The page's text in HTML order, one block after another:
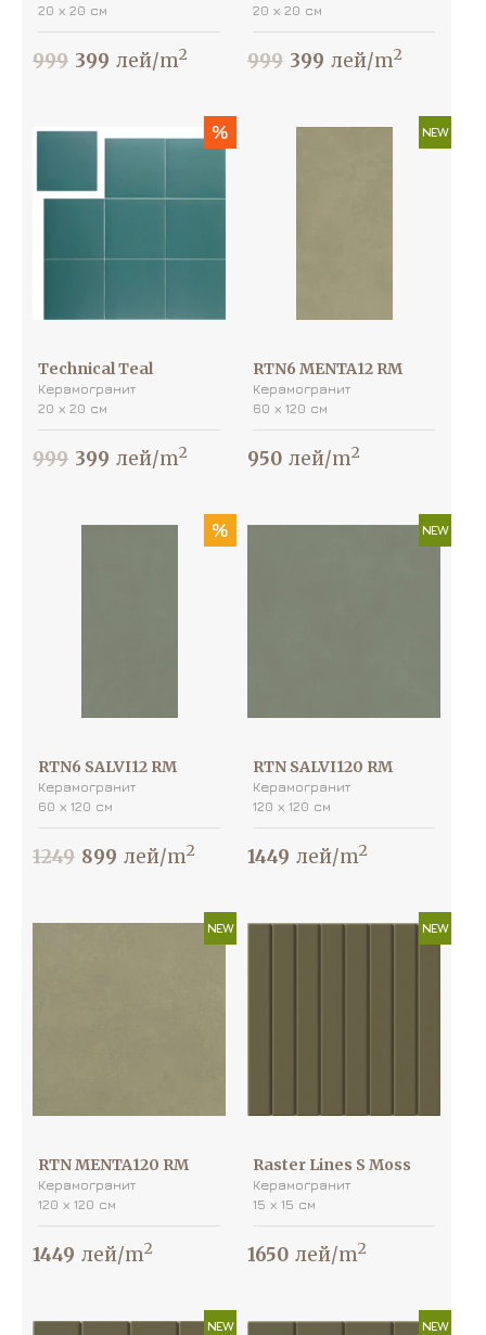
20 х 20 см
999 399 лей/m2
20 х 20 см
999 399 лей/m2
%
Technical Teal
Керамогранит
20 х 20 см
999 399 лей/m2
NEW
RTN6 MENTA12 RM
Керамогранит
60 х 120 см
950 лей/m2
%
RTN6 SALVI12 RM
Керамогранит
60 х 120 см
1249 899 лей/m2
NEW
RTN SALVI120 RM
Керамогранит
120 х 120 см
1449 лей/m2
NEW
RTN MENTA120 RM
Керамогранит
120 х 120 см
1449 лей/m2
NEW
Raster Lines S Moss
Керамогранит
15 х 15 см
1650 лей/m2
NEW NEW